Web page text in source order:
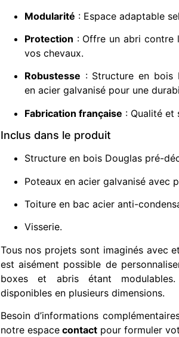
Modularité : Espace adaptable
Protection : Offre un abri contre
vos chevaux.
Robustesse : Structure en bois
en acier galvanisé pour une
Fabrication française : Qualité et
Inclus dans le produit
Structure en bois Douglas pré-
Poteaux en acier galvanisé avec
Toiture en bac acier anti-
Visserie.
Tous nos projets sont imaginés avec
est aisément possible de
boxes et abris étant
disponibles en plusieurs dimensions.
Besoin d’informations
notre espace contactpour formuler